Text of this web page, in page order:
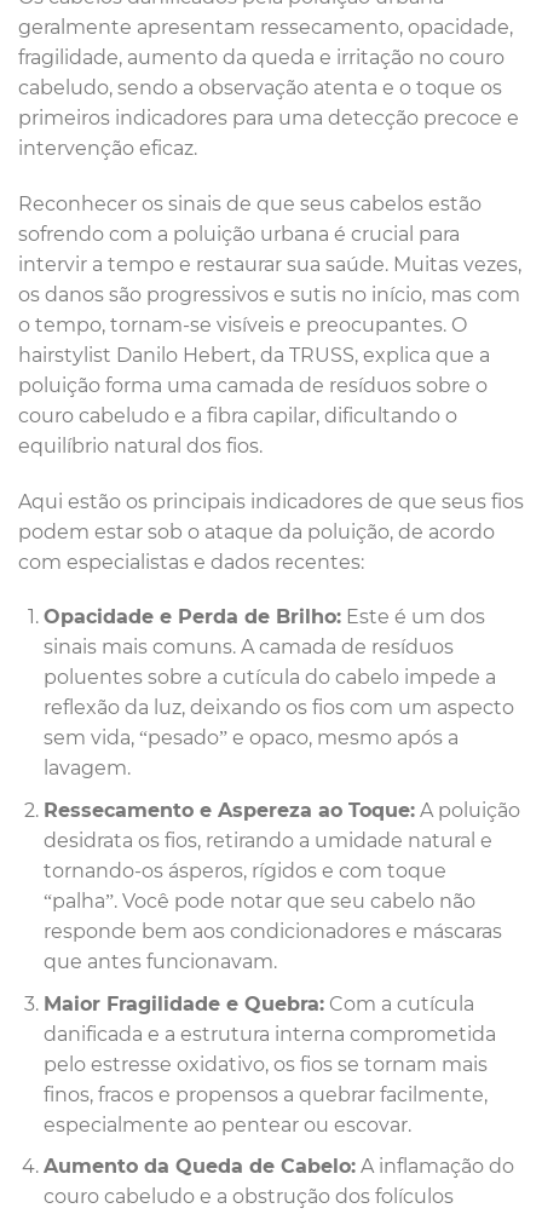
geralmente apresentam ressecamento, opacidade,
fragilidade, aumento da queda e irritação no couro
cabeludo, sendo a observação atenta e o toque os
primeiros indicadores para uma detecção precoce e
intervenção eficaz.
Reconhecer os sinais de que seus cabelos estão
sofrendo com a poluição urbana é crucial para
intervir a tempo e restaurar sua saúde. Muitas vezes,
os danos são progressivos e sutis no início, mas com
o tempo, tornam-se visíveis e preocupantes. O
hairstylist Danilo Hebert, da TRUSS, explica que a
poluição forma uma camada de resíduos sobre o
couro cabeludo e a fibra capilar, dificultando o
equilíbrio natural dos fios.
Aqui estão os principais indicadores de que seus fios
podem estar sob o ataque da poluição, de acordo
com especialistas e dados recentes:
Opacidade e Perda de Brilho:Este é um dos
sinais mais comuns. A camada de resíduos
poluentes sobre a cutícula do cabelo impede a
reflexão da luz, deixando os fios com um aspecto
sem vida, “pesado” e opaco, mesmo após a
lavagem.
Ressecamento e Aspereza ao Toque:A poluição
desidrata os fios, retirando a umidade natural e
tornando-os ásperos, rígidos e com toque
“palha”. Você pode notar que seu cabelo não
responde bem aos condicionadores e máscaras
que antes funcionavam.
Maior Fragilidade e Quebra:Com a cutícula
danificada e a estrutura interna comprometida
pelo estresse oxidativo, os fios se tornam mais
finos, fracos e propensos a quebrar facilmente,
especialmente ao pentear ou escovar.
Aumento da Queda de Cabelo:A inflamação do
couro cabeludo e a obstrução dos folículos